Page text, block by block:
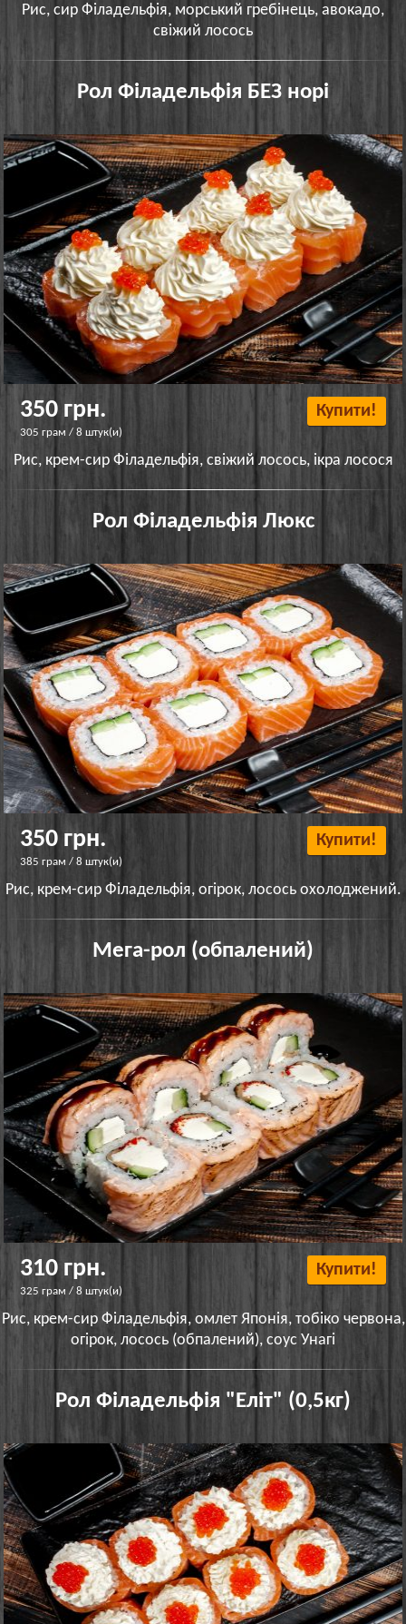
Рис, сир Філадельфія, морський гребінець, авокадо,
свіжий лосось
Рол Філадельфія БЕЗ норі
350 грн.
305 грам / 8 штук(и)
Купити!
Рис, крем-сир Філадельфія, свіжий лосось, ікра лосося
Рол Філадельфія Люкс
350 грн.
385 грам / 8 штук(и)
Купити!
Рис, крем-сир Філадельфія, огірок, лосось охолоджений.
Мега-рол (обпалений)
310 грн.
325 грам / 8 штук(и)
Купити!
Рис, крем-сир Філадельфія, омлет Японія, тобіко червона,
огірок, лосось (обпалений), соус Унагі
Рол Філадельфія "Еліт" (0,5кг)